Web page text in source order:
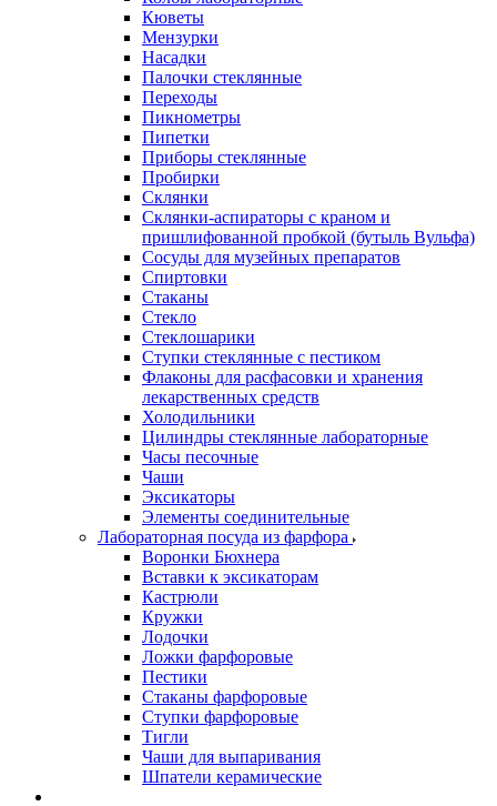
Кюветы
Мензурки
Насадки
Палочки стеклянные
Переходы
Пикнометры
Пипетки
Приборы стеклянные
Пробирки
Склянки
Склянки-аспираторы с краном и
пришлифованной пробкой (бутыль Вульфа)
Сосуды для музейных препаратов
Спиртовки
Стаканы
Стекло
Стеклошарики
Ступки стеклянные с пестиком
Флаконы для расфасовки и хранения
лекарственных средств
Холодильники
Цилиндры стеклянные лабораторные
Часы песочные
Чаши
Эксикаторы
Элементы соединительные
Лабораторная посуда из фарфора
Воронки Бюхнера
Вставки к эксикаторам
Кастрюли
Кружки
Лодочки
Ложки фарфоровые
Пестики
Стаканы фарфоровые
Ступки фарфоровые
Тигли
Чаши для выпаривания
Шпатели керамические